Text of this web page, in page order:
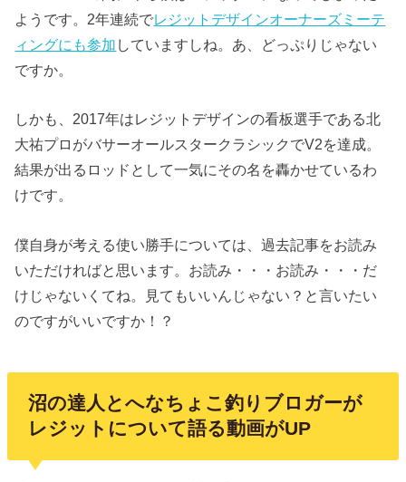
ようです。2年連続でレジットデザインオーナーズミーテ
ィングにも参加 していますしね。あ、どっぷりじゃない
ですか。
しかも、2017年はレジットデザインの看板選手である北
大祐プロがバサーオールスタークラシックでV2を達成。
結果が出るロッドとして一気にその名を轟かせているわ
けです。
僕自身が考える使い勝手については、過去記事をお読み
いただければと思います。お読み・・・お読み・・・だ
けじゃないくてね。見てもいいんじゃない？と言いたい
のですがいいですか！？
沼の達人とへなちょこ釣りブロガーが
レジットについて語る動画がUP